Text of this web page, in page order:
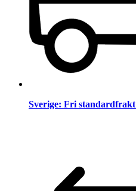
Sverige: Fri standardfrakt